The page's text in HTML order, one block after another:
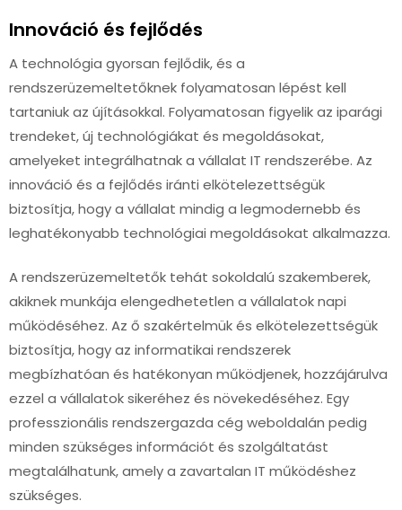
Innováció és fejlődés
A technológia gyorsan fejlődik, és a
rendszerüzemeltetőknek folyamatosan lépést kell
tartaniuk az újításokkal. Folyamatosan figyelik az iparági
trendeket, új technológiákat és megoldásokat,
amelyeket integrálhatnak a vállalat IT rendszerébe. Az
innováció és a fejlődés iránti elkötelezettségük
biztosítja, hogy a vállalat mindig a legmodernebb és
leghatékonyabb technológiai megoldásokat alkalmazza.
A rendszerüzemeltetők tehát sokoldalú szakemberek,
akiknek munkája elengedhetetlen a vállalatok napi
működéséhez. Az ő szakértelmük és elkötelezettségük
biztosítja, hogy az informatikai rendszerek
megbízhatóan és hatékonyan működjenek, hozzájárulva
ezzel a vállalatok sikeréhez és növekedéséhez. Egy
professzionális rendszergazda cég weboldalán pedig
minden szükséges információt és szolgáltatást
megtalálhatunk, amely a zavartalan IT működéshez
szükséges.